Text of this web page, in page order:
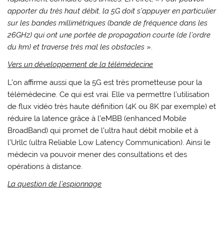
apporter du très haut débit, la 5G doit s’appuyer en particulier
sur les bandes millimétriques (bande de fréquence dans les
26GHz) qui ont une portée de propagation courte (de l’ordre
du km) et traverse très mal les obstacles ».
Vers un développement de la télémédecine
L’on affirme aussi que la 5G est très prometteuse pour la
télémédecine. Ce qui est vrai. Elle va permettre l’utilisation
de flux vidéo très haute définition (4K ou 8K par exemple) et
réduire la latence grâce à l’eMBB (enhanced Mobile
BroadBand) qui promet de l’ultra haut débit mobile et à
l’Urllc (ultra Reliable Low Latency Communication). Ainsi le
médecin va pouvoir mener des consultations et des
opérations à distance.
La question de l’espionnage